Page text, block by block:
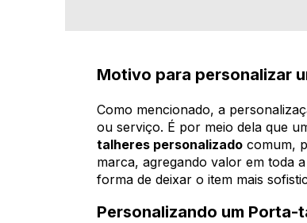
Motivo para personalizar
Como mencionado, a
ou serviço. É por meio dela que
talheres personalizado comum,
marca, agregando valor em toda
forma de deixar o item mais
Personalizando um Porta-